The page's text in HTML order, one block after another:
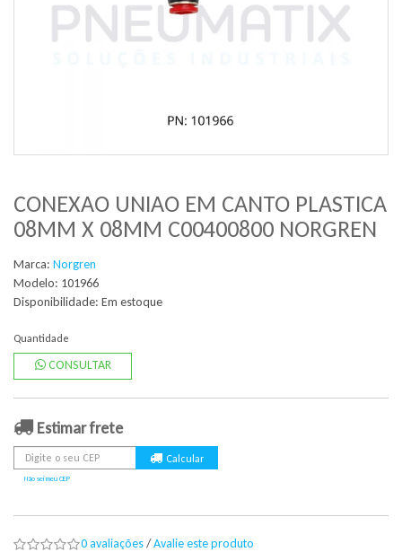
CONEXAO UNIAO EM CANTO PLASTICA
08MM X 08MM C00400800 NORGREN
Marca: Norgren
Modelo: 101966
Disponibilidade: Em estoque
Quantidade
CONSULTAR
Estimar frete
Não sei meu CEP
0 avaliações/Avalie este produto